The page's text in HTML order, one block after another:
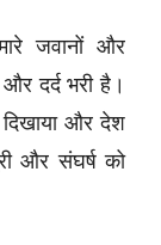
जवानों और
और दर्द भरी है।
और देश
और संघर्ष को